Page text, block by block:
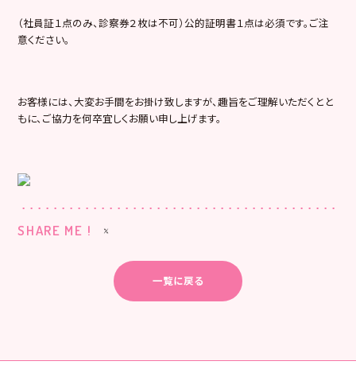
（社員証１点のみ、診察券２枚は不可）公的証明書１点は必須です。ご注
意ください。
お客様には、大変お手間をお掛け致しますが、趣旨をご理解いただくとと
もに、ご協力を何卒宜しくお願い申し上げます。
SHARE ME !
一覧に戻る